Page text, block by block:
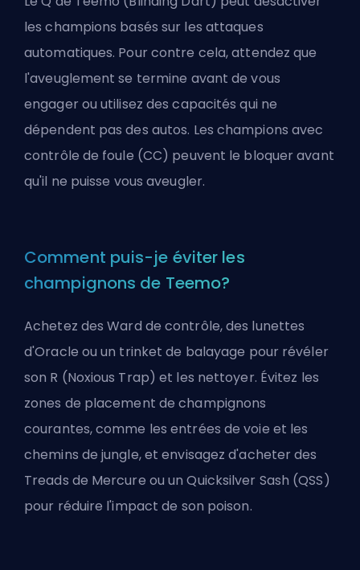
les champions basés sur les attaques
automatiques. Pour contre cela, attendez que
l'aveuglement se termine avant de vous
engager ou utilisez des capacités qui ne
dépendent pas des autos. Les champions avec
contrôle de foule (CC) peuvent le bloquer avant
qu'il ne puisse vous aveugler.
Comment puis-je éviter les
champignons de Teemo?
Achetez des Ward de contrôle, des lunettes
d'Oracle ou un trinket de balayage pour révéler
son R (Noxious Trap) et les nettoyer. Évitez les
zones de placement de champignons
courantes, comme les entrées de voie et les
chemins de jungle, et envisagez d'acheter des
Treads de Mercure ou un Quicksilver Sash (QSS)
pour réduire l'impact de son poison.